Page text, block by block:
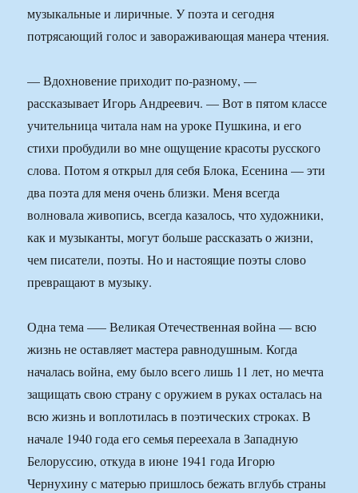
музыкальные и лиричные. У поэта и сегодня
потрясающий голос и завораживающая манера чтения.
— Вдохновение приходит по-разному, —
рассказывает Игорь Андреевич. — Вот в пятом классе
учительница читала нам на уроке Пушкина, и его
стихи пробудили во мне ощущение красоты русского
слова. Потом я открыл для себя Блока, Есенина — эти
два поэта для меня очень близки. Меня всегда
волновала живопись, всегда казалось, что художники,
как и музыканты, могут больше рассказать о жизни,
чем писатели, поэты. Но и настоящие поэты слово
превращают в музыку.
Одна тема –— Великая Отечественная война — всю
жизнь не оставляет мастера равнодушным. Когда
началась война, ему было всего лишь 11 лет, но мечта
защищать свою страну с оружием в руках осталась на
всю жизнь и воплотилась в поэтических строках. В
начале 1940 года его семья переехала в Западную
Белоруссию, откуда в июне 1941 года Игорю
Чернухину с матерью пришлось бежать вглубь страны